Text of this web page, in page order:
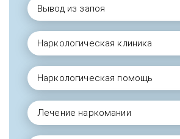
Вывод из запоя
Наркологическая клиника
Наркологическая помощь
Лечение наркомании